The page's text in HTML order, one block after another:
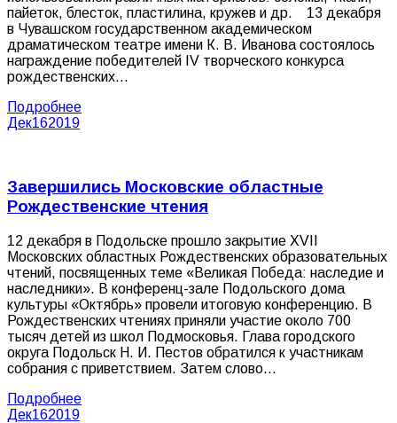
пайеток, блесток, пластилина, кружев и др. 13 декабря
в Чувашском государственном академическом
драматическом театре имени К. В. Иванова состоялось
награждение победителей IV творческого конкурса
рождественских…
Подробнее
Дек162019
Завершились Московские областные
Рождественские чтения
12 декабря в Подольске прошло закрытие XVII
Московских областных Рождественских образовательных
чтений, посвященных теме «Великая Победа: наследие и
наследники». В конференц-зале Подольского дома
культуры «Октябрь» провели итоговую конференцию. В
Рождественских чтениях приняли участие около 700
тысяч детей из школ Подмосковья. Глава городского
округа Подольск Н. И. Пестов обратился к участникам
собрания с приветствием. Затем слово…
Подробнее
Дек162019